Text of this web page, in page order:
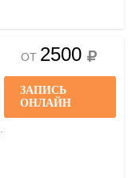
ОТ 2500
ЗАПИСЬ
ОНЛАЙН